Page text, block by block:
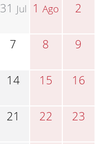
31 Jul 1Ago 2
7 8 9
14 15 16
21 22 23